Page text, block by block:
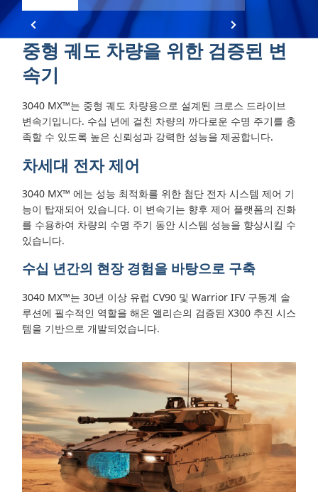
중형 궤도 차량을 위한 검증된 변
속기
3040 MX™는 중형 궤도 차량용으로 설계된 크로스 드라이브
변속기입니다. 수십 년에 걸친 차량의 까다로운 수명 주기를 충
족할 수 있도록 높은 신뢰성과 강력한 성능을 제공합니다.
차세대 전자 제어
3040 MX™ 에는 성능 최적화를 위한 첨단 전자 시스템 제어 기
능이 탑재되어 있습니다. 이 변속기는 향후 제어 플랫폼의 진화
를 수용하여 차량의 수명 주기 동안 시스템 성능을 향상시킬 수
있습니다.
수십 년간의 현장 경험을 바탕으로 구축
3040 MX™는 30년 이상 유럽 CV90 및 Warrior IFV 구동계 솔
루션에 필수적인 역할을 해온 앨리슨의 검증된 X300 추진 시스
템을 기반으로 개발되었습니다.